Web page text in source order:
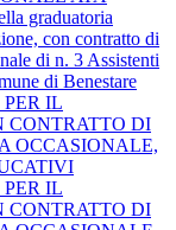
graduatoria
con contratto di
di n. 3 Assistenti
di Benestare
IL
CONTRATTO DI
OCCASIONALE,
IL
CONTRATTO DI